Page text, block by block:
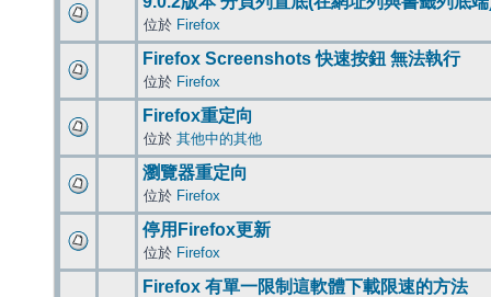
位於 Firefox
Firefox Screenshots 快速按鈕 無法執行
位於 Firefox
Firefox重定向
位於 其他中的其他
瀏覽器重定向
位於 Firefox
停用Firefox更新
位於 Firefox
Firefox 有單一限制這軟體下載限速的方法